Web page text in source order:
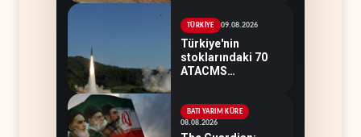
TÜRKİYE 09.08.2026
Türkiye'nin
stoklarındaki 70
ATACMS
BATI YARIM KÜRE
08.08.2026